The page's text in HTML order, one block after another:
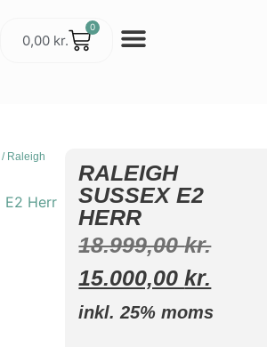
0,00 kr.
0
/ Raleigh
RALEIGH
SUSSEX E2
HERR
18.999,00kr.
15.000,00kr.
inkl. 25% moms